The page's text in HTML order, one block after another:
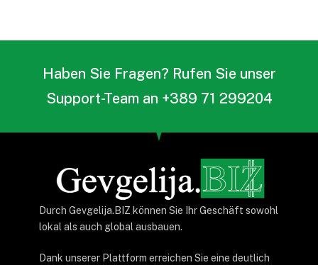
Haben Sie Fragen? Rufen Sie unser
Support-Team an +389 71 299204
Durch Gevgelija.BIZ können Sie Ihr Geschäft sowohl
lokal als auch global ausbauen.
Dank unserer Plattform erreichen Sie eine deutlich